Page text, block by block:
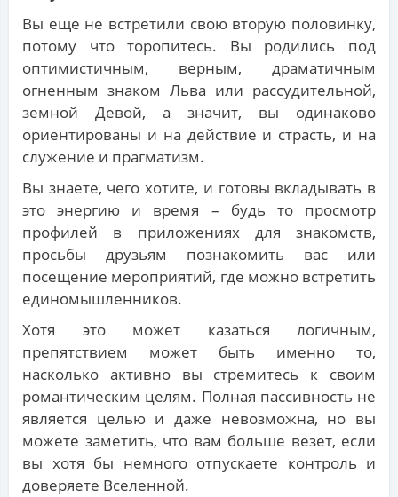
Вы еще не встретили свою вторую половинку,
потому что торопитесь. Вы родились под
оптимистичным, верным, драматичным
огненным знаком Льва или рассудительной,
земной Девой, а значит, вы одинаково
ориентированы и на действие и страсть, и на
служение и прагматизм.
Вы знаете, чего хотите, и готовы вкладывать в
это энергию и время – будь то просмотр
профилей в приложениях для знакомств,
просьбы друзьям познакомить вас или
посещение мероприятий, где можно встретить
единомышленников.
Хотя это может казаться логичным,
препятствием может быть именно то,
насколько активно вы стремитесь к своим
романтическим целям. Полная пассивность не
является целью и даже невозможна, но вы
можете заметить, что вам больше везет, если
вы хотя бы немного отпускаете контроль и
доверяете Вселенной.